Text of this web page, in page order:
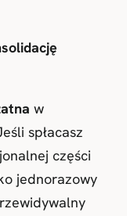
w
spłacasz
części
jednorazowy